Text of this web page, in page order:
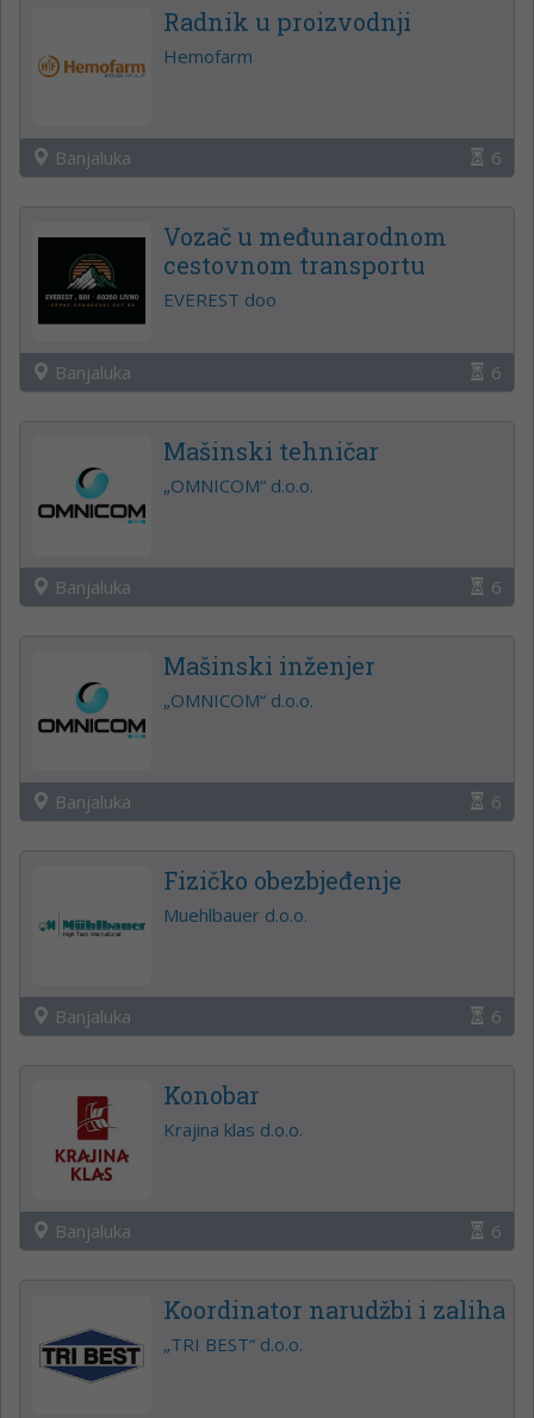
Radnik u proizvodnji
Hemofarm
Banjaluka 6
Vozač u međunarodnom
cestovnom transportu
EVEREST doo
Banjaluka 6
Mašinski tehničar
„OMNICOM“ d.o.o.
Banjaluka 6
Mašinski inženjer
„OMNICOM“ d.o.o.
Banjaluka 6
Fizičko obezbjeđenje
Muehlbauer d.o.o.
Banjaluka 6
Konobar
Krajina klas d.o.o.
Banjaluka 6
Koordinator narudžbi i zaliha
„TRI BEST“ d.o.o.